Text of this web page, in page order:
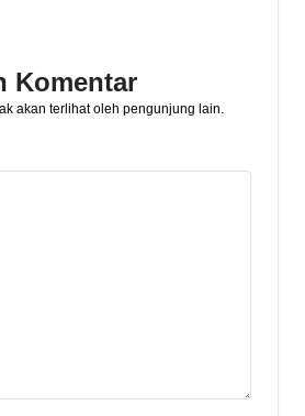
Komentar
akan terlihat oleh pengunjung lain.